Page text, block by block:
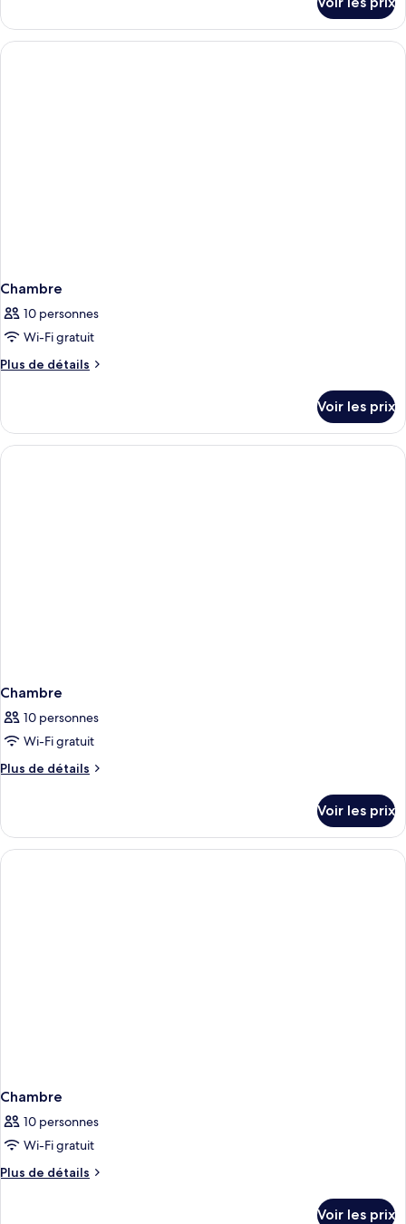
Appartement
Deluxe
le
type
de
Chambre
10 personnes
Wi-Fi gratuit
Plus de détails
Plus
le
type
de
Voir les prix
Chambre
10 personnes
Wi-Fi gratuit
Plus de détails
Plus
le
type
de
Voir les prix
Chambre
10 personnes
Wi-Fi gratuit
Plus de détails
Plus
Voir les prix